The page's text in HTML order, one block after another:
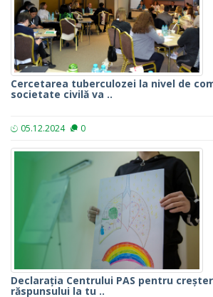
Cercetarea tuberculozei la nivel de
societate civilă va ..
05.12.2024 0
Declarația Centrului PAS pentru
răspunsului la tu ..